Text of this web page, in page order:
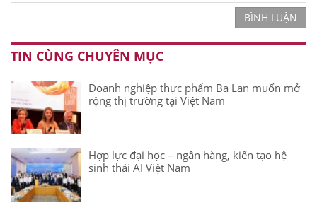
BÌNH LUẬN
TIN CÙNG CHUYÊN MỤC
Doanh nghiệp thực phẩm Ba Lan muốn mở
rộng thị trường tại Việt Nam
Hợp lực đại học – ngân hàng, kiến tạo hệ
sinh thái AI Việt Nam